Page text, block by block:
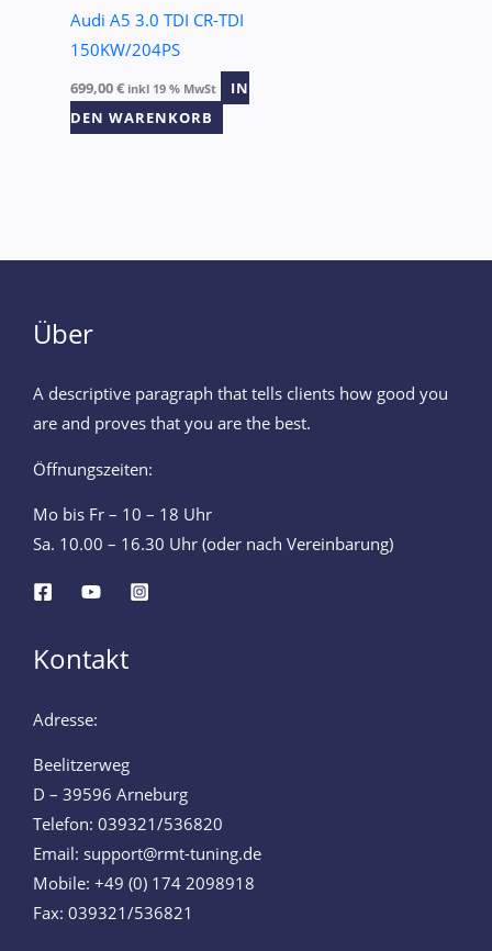
Audi A5 3.0 TDI CR-TDI
150KW/204PS
699,00€ inkl 19 % MwSt
IN
DEN WARENKORB
Über
A descriptive paragraph that tells clients how good you
are and proves that you are the best.
Öffnungszeiten:
Mo bis Fr – 10 – 18 Uhr
Sa. 10.00 – 16.30 Uhr (oder nach Vereinbarung)
Kontakt
Adresse:
Beelitzerweg
D – 39596 Arneburg
Telefon: 039321/536820
Email: support@rmt-tuning.de
Mobile: +49 (0) 174 2098918
Fax: 039321/536821